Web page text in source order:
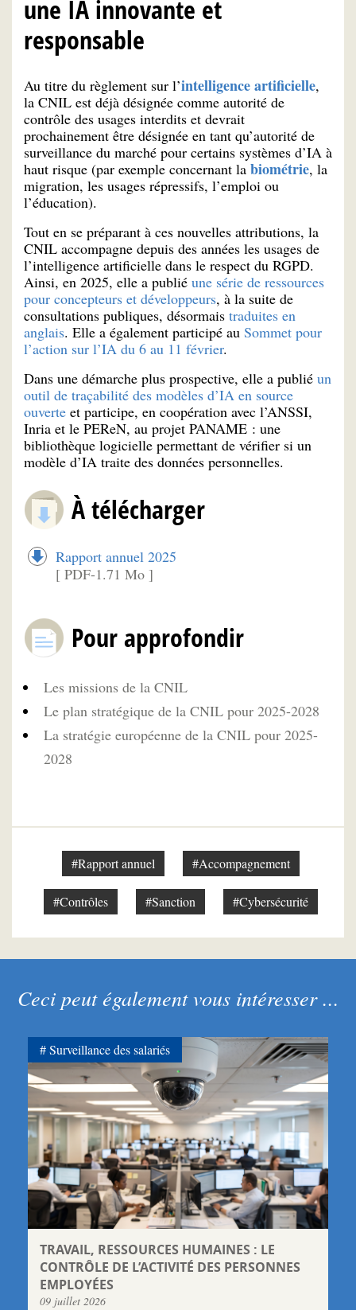
une IA innovante et
responsable
Au titre du règlement sur l’intelligence artificielle,
la CNIL est déjà désignée comme autorité de
contrôle des usages interdits et devrait
prochainement être désignée en tant qu’autorité de
surveillance du marché pour certains systèmes d’IA à
haut risque (par exemple concernant la biométrie, la
migration, les usages répressifs, l’emploi ou
l’éducation).
Tout en se préparant à ces nouvelles attributions, la
CNIL accompagne depuis des années les usages de
l’intelligence artificielle dans le respect du RGPD.
Ainsi, en 2025, elle a publié une série de ressources
pour concepteurs et développeurs, à la suite de
consultations publiques, désormais traduites en
anglais. Elle a également participé au Sommet pour
l’action sur l’IA du 6 au 11 février.
Dans une démarche plus prospective, elle a publié un
outil de traçabilité des modèles d’IA en source
ouverte et participe, en coopération avec l’ANSSI,
Inria et le PEReN, au projet PANAME : une
bibliothèque logicielle permettant de vérifier si un
modèle d’IA traite des données personnelles.
À télécharger
Rapport annuel 2025
[ PDF-1.71 Mo ]
Pour approfondir
Les missions de la CNIL
Le plan stratégique de la CNIL pour 2025-2028
La stratégie européenne de la CNIL pour 2025-
2028
#Rapport annuel #Accompagnement
#Contrôles #Sanction #Cybersécurité
Ceci peut également vous intéresser ...
TRAVAIL, RESSOURCES HUMAINES : LE
CONTRÔLE DE L’ACTIVITÉ DES PERSONNES
EMPLOYÉES
09 juillet 2026
Surveillance des salariés